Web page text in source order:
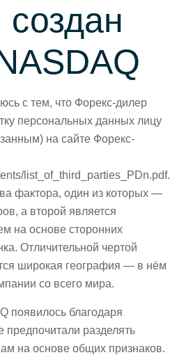
с тем, что Форекс-дилер
персональных данных лицу
на сайте Форекс-
list_of_third_parties_PDn.pdf.
фактора, один из которых —
а второй является
на основе сторонних
Отличительной чертой
широкая география — в нём
со всего мира.
появилось благодаря
предпочитали разделять
на основе общих признаков.